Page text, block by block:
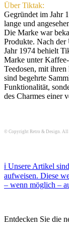
Über Tiktak:
Gegründet im Jahr
lange und
Die Marke war
Produkte. Nach
Jahr 1974 behielt
Marke unter
Teedosen, mit
sind begehrte
Funktionalität,
des Charmes einer
© Copyright Retro & Design. All
ℹ️ Unsere Artikel
aufweisen. Diese
– wenn möglich –
Entdecken Sie die